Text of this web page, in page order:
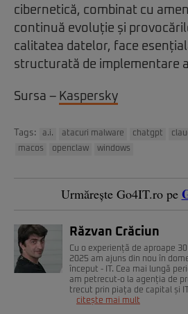
cibernetică, combinat cu
continuă evoluție și
calitatea datelor, face
structurată de implementare
Sursa – Kaspersky
Tags: a.i. atacuri malware chatgpt
macos
openclaw windows
Urmărește Go4IT.ro pe
Răzvan Crăciun
Cu o experiență de aproape
2025 am ajuns din nou în
început - IT. Cea mai lungă
am petrecut-o la agenția de
trecut prin piața de capital și
citește mai mult